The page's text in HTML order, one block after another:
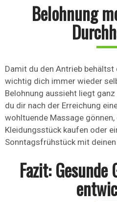
Belohnung
Damit du den Antrieb behältst
wichtig dich immer wieder
Belohnung aussieht liegt
du dir nach der Erreichung
wohltuende Massage
Kleidungsstück kaufen oder
Sonntagsfrühstück mit
Fazit: